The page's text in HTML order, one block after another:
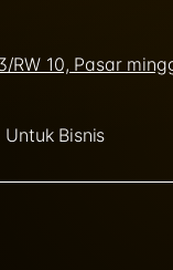
RW 10, Pasar
Untuk Bisnis